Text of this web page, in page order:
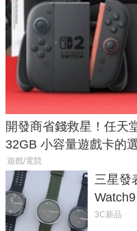
開發商省錢救星！任天
32GB 小容量遊戲卡的
遊戲/電競
三星發
導航功能
3C新品